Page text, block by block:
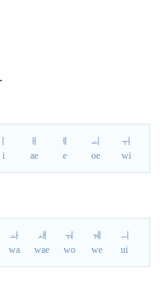
i
ㅐ
ae
ㅔ
e
ㅚ
oe
ㅟ
wi
ㅘ
wa
ㅙ
wae
ㅝ
wo
ㅞ
we
ㅢ
ui